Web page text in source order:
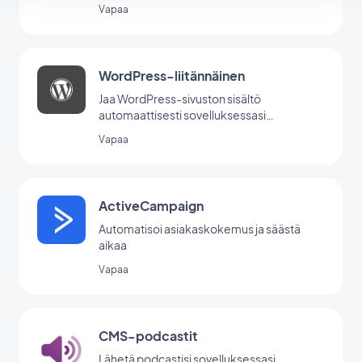
Vapaa
WordPress-liitännäinen
Jaa WordPress-sivuston sisältö
automaattisesti sovelluksessasi
Vapaa
ActiveCampaign
Automatisoi asiakaskokemus ja säästä
aikaa
Vapaa
CMS-podcastit